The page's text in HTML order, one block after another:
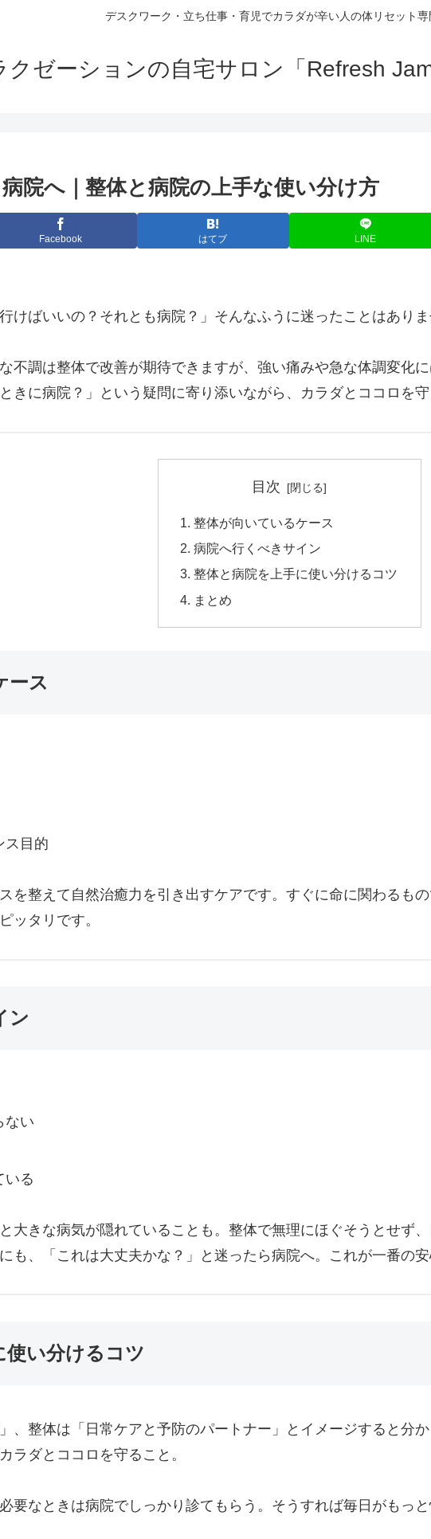
デスクワーク・立ち仕事・育児でカラダが辛い人の体リセット専
クゼーションの自宅サロン「Refresh
院へ｜整体と病院の上手な使い分け方
Facebook はてブ LINE
けばいいの？それとも病院？」そんなふうに迷ったことはありま
不調は整体で改善が期待できますが、強い痛みや急な体調変化
きに病院？」という疑問に寄り添いながら、カラダとココロを
目次
整体が向いているケース
病院へ行くべきサイン
整体と病院を上手に使い分けるコツ
まとめ
ース
ス目的
を整えて自然治癒力を引き出すケアです。すぐに命に関わるも
ッタリです。
ン
ない
いる
大きな病気が隠れていることも。整体で無理にほぐそうとせず
も、「これは大丈夫かな？」と迷ったら病院へ。これが一番の安
使い分けるコツ
、整体は「日常ケアと予防のパートナー」とイメージすると分
ラダとココロを守ること。
要なときは病院でしっかり診てもらう。そうすれば毎日がもっ